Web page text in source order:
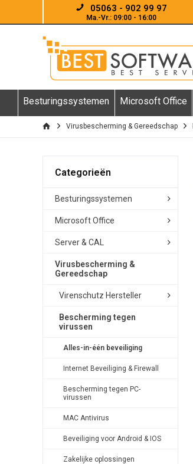
05063 - 902 99 97
Ma.-Vr.: 09:00 - 16:00
Besturingssystemen Microsoft Office
Virusbescherming & Gereedschap
Categorieën
Besturingssystemen
Microsoft Office
Server & CAL
Virusbescherming &
Gereedschap
Virenschutz Hersteller
Bescherming tegen
virussen
Alles-in-één beveiliging
Internet Beveiliging & Firewall
Bescherming tegen PC-
virussen
MAC Antivirus
Beveiliging voor Android & IOS
Zakelijke oplossingen